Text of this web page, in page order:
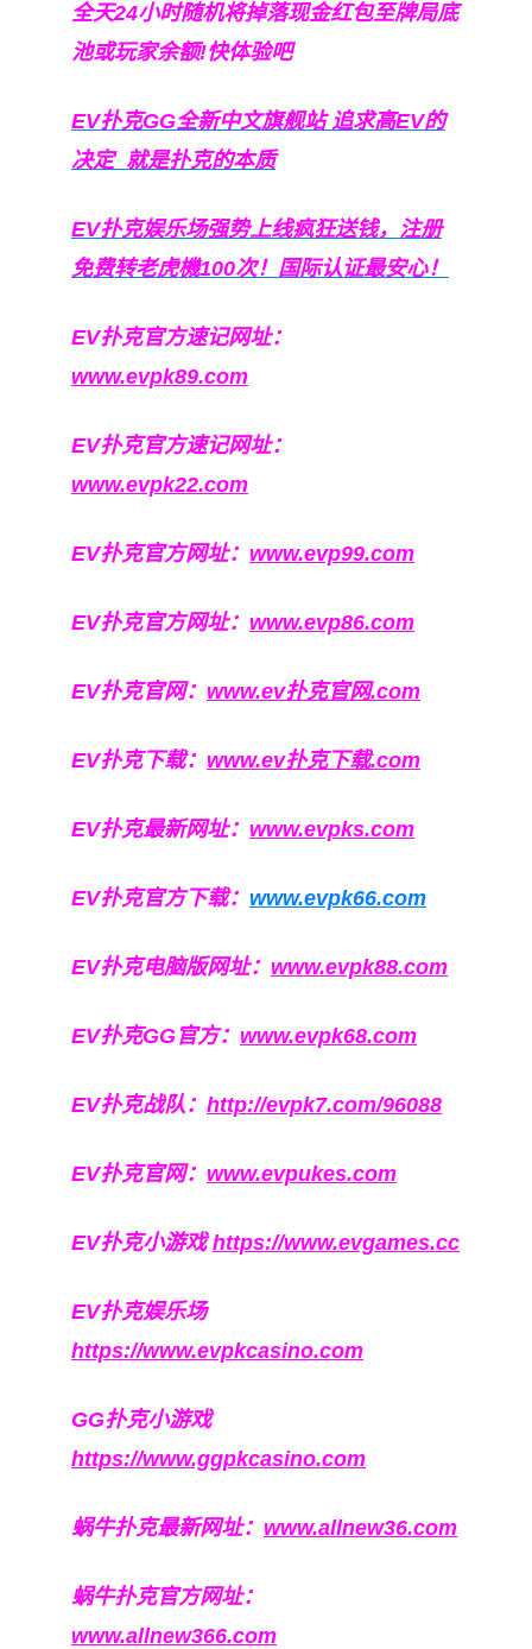
全天24小时随机将掉落现金红包至牌局底
池或玩家余额!快体验吧
EV扑克GG全新中文旗舰站追求高EV的
决定 就是扑克的本质
EV扑克娱乐场强势上线疯狂送钱，注册
免费转老虎機100次！国际认证最安心！
EV扑克官方速记网址：
www.evpk89.com
EV扑克官方速记网址：
www.evpk22.com
EV扑克官方网址： www.evp99.com
EV扑克官方网址： www.evp86.com
EV扑克官网： www.ev扑克官网.com
EV扑克下载： www.ev扑克下载.com
EV扑克最新网址： www.evpks.com
EV扑克官方下载： www.evpk66.com
EV扑克电脑版网址： www.evpk88.com
EV扑克GG官方： www.evpk68.com
EV扑克战队： http://evpk7.com/96088
EV扑克官网： www.evpukes.com
EV扑克小游戏https://www.evgames.cc
EV扑克娱乐场
https://www.evpkcasino.com
GG扑克小游戏
https://www.ggpkcasino.com
蜗牛扑克最新网址： www.allnew36.com
蜗牛扑克官方网址：
www.allnew366.com